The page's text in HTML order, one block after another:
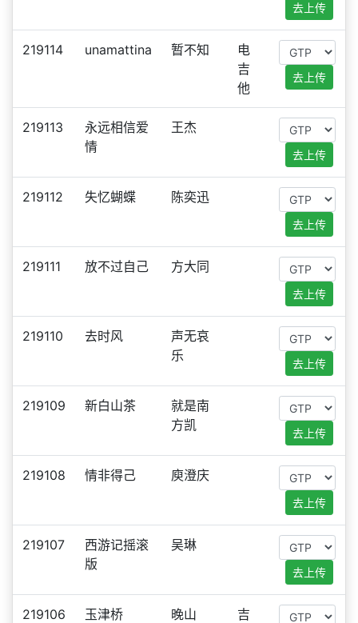
去上传
219114 unamattina 暂不知
电
吉
他
去上传
219113
永远相信爱
情
王杰
去上传
219112 失忆蝴蝶 陈奕迅
去上传
219111 放不过自己 方大同
去上传
219110 去时风
声无哀
乐
去上传
219109 新白山茶
就是南
方凯
去上传
219108 情非得己 庾澄庆
去上传
219107
西游记摇滚
版
吴琳
去上传
219106 玉津桥 晚山
吉